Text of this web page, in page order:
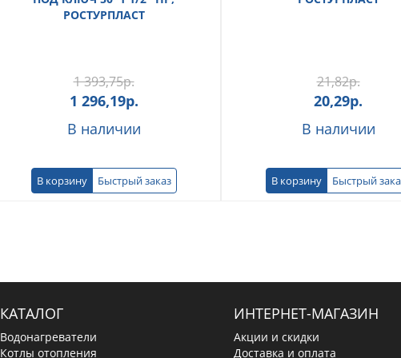
РОСТУРПЛАСТ
1 393,75р.
1 296,19р.
В наличии
В корзину Быстрый заказ
21,82р.
20,29р.
В наличии
В корзину Быстрый
КАТАЛОГ
Водонагреватели
Котлы отопления
ИНТЕРНЕТ-МАГАЗИН
Акции и скидки
Доставка и оплата